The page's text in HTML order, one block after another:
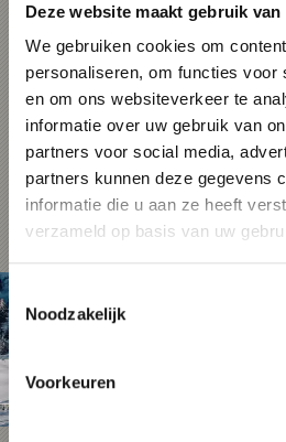
Deze website maakt gebruik van
We gebruiken cookies om
personaliseren, om functies voor
en om ons websiteverkeer te
informatie over uw gebruik van
partners voor social media,
partners kunnen deze gegevens
informatie die u aan ze heeft
verzameld op basis van uw
Toestemmingsselectie
Noodzakelijk
Voorkeuren
In het kader van het project
het volledige netwerk van
overzichtelijk weergeeft op
kaart. Naast informatie over
preparatie, techniek,
looprichting en
aanvullende diensten zoals
horeca en accommodaties
status van de loipes kan in
bijgewerkt door loipeskiërs
een centrale backend of
partners.